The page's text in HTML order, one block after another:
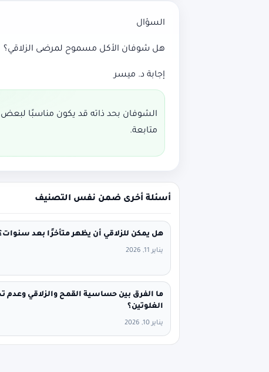
السؤال
هل شوفان الأكل مسموح لمرضى الزلاقي؟
إجابة د. ميسر
الشوفان بحد ذاته قد يكون مناسبًا لبعض
متابعة.
أسئلة أخرى ضمن نفس التصنيف
هل يمكن للزلاقي أن يظهر متأخرًا بعد
يناير 11, 2026
ما الفرق بين حساسية القمح والزلاقي وعدم
الغلوتين؟
يناير 10, 2026